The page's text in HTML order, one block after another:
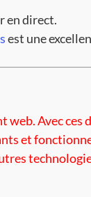
en direct.
est une
web. Avec ces
et